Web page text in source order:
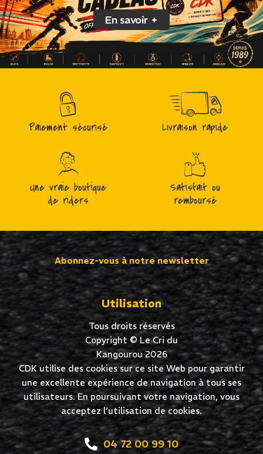
En savoir +
Paiement sécurisé Livraison rapide
Une vraie boutique
de riders
Satisfait ou
remboursé
Abonnez-vous à notre newsletter
Utilisation
Tous droits réservés
Copyright © Le Cri du
Kangourou 2026
CDK utilise des cookies sur ce site Web pour garantir
une excellente expérience de navigation à tous ses
utilisateurs. En poursuivant votre navigation, vous
acceptez l’utilisation de cookies.
04 72 00 99 10